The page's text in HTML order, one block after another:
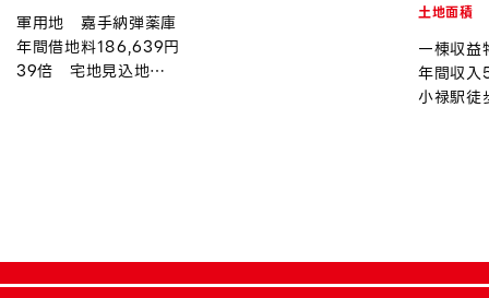
軍用地 嘉手納弾薬庫
年間借地料186,639円
39倍 宅地見込地
土地面積
一棟収益
年間収入
小禄駅徒